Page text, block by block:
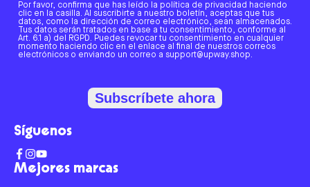
Mejores marcas
Por favor, confirma que has leído la política de privacidad haciendo
clic en la casilla. Al suscribirte a nuestro boletín, aceptas que tus
datos, como la dirección de correo electrónico, sean almacenados.
Tus datos serán tratados en base a tu consentimiento, conforme al
Art. 6.1 a) del RGPD. Puedes revocar tu consentimiento en cualquier
momento haciendo clic en el enlace al final de nuestros correos
electrónicos o enviando un correo a support@upway.shop.
Subscríbete ahora
Síguenos